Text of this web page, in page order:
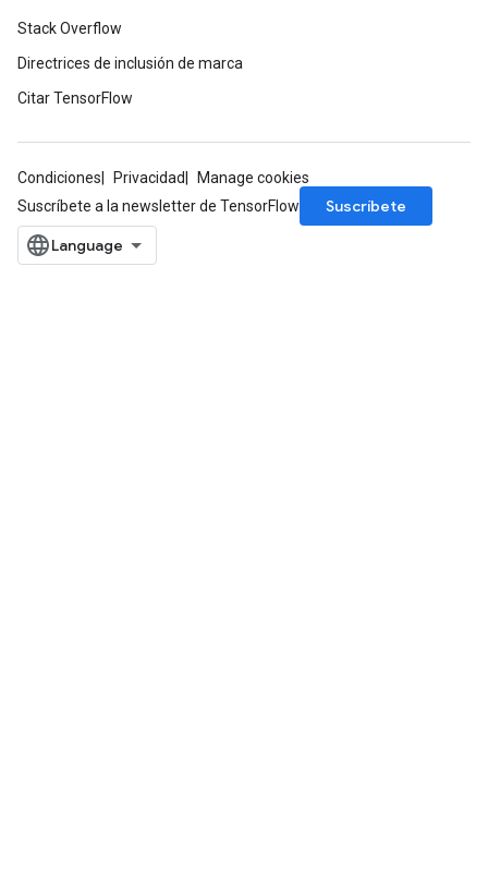
Stack Overflow
Directrices de inclusión de marca
Citar TensorFlow
Condiciones Privacidad
Manage cookies
Suscríbete a la newsletter de TensorFlow
Suscríbete